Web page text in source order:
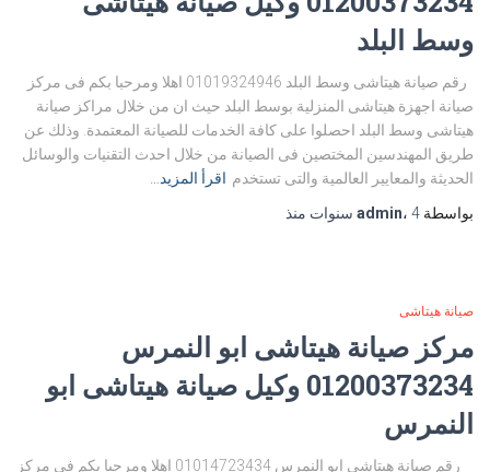
وسط البلد
رقم صيانة هيتاشى وسط البلد 01019324946 اهلا ومرحبا بكم فى مركز
صيانة اجهزة هيتاشى المنزلية بوسط البلد حيث ان من خلال مراكز صيانة
هيتاشى وسط البلد احصلوا على كافة الخدمات للصيانة المعتمدة. وذلك عن
طريق المهندسين المختصين فى الصيانة من خلال احدث التقنيات والوسائل
الحديثة والمعايير العالمية والتى تستخدم اقرأ المزيد…
بواسطة
admin، 4 سنوات منذ
صيانة هيتاشى
مركز صيانة هيتاشى ابو النمرس
01200373234 وكيل صيانة هيتاشى ابو
النمرس
رقم صيانة هيتاشى ابو النمرس 01014723434 اهلا ومرحبا بكم فى مركز